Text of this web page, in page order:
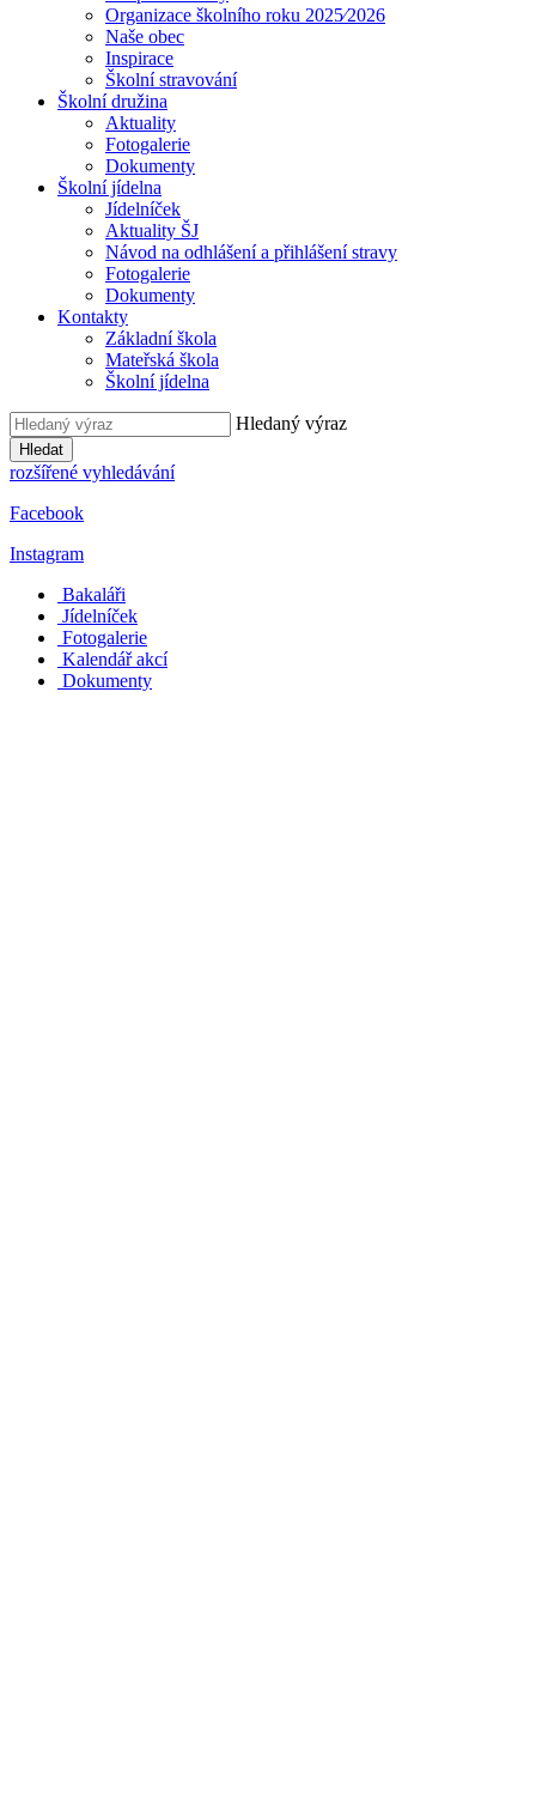
Organizace školního roku 2025⁄2026
Naše obec
Inspirace
Školní stravování
Školní družina
Aktuality
Fotogalerie
Dokumenty
Školní jídelna
Jídelníček
Aktuality ŠJ
Návod na odhlášení a přihlášení stravy
Fotogalerie
Dokumenty
Kontakty
Základní škola
Mateřská škola
Školní jídelna
Hledaný výraz
Hledat
rozšířené vyhledávání
Facebook
Instagram
Bakaláři
Jídelníček
Fotogalerie
Kalendář akcí
Dokumenty